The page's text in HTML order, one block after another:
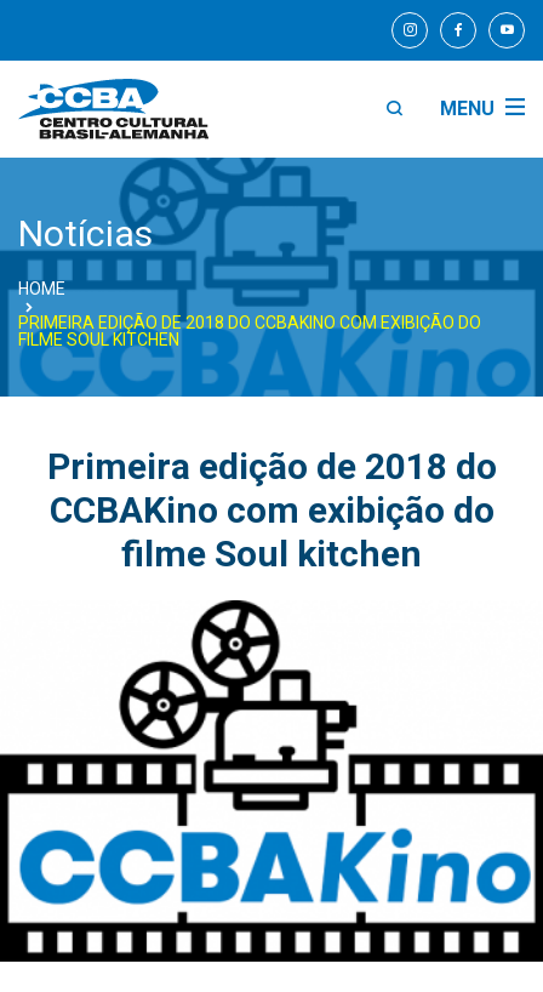
MENU
Notícias
HOME
PRIMEIRA EDIÇÃO DE 2018 DO CCBAKINO COM EXIBIÇÃO DO
FILME SOUL KITCHEN
Primeira edição de 2018 do
CCBAKino com exibição do
filme Soul kitchen